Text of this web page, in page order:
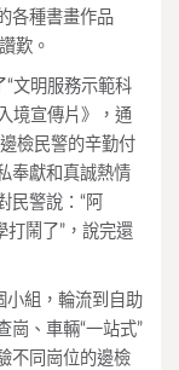
各種書畫作品
歎。
“文明服務示範科
境宣傳片》，通
檢民警的辛勤付
奉獻和真誠熱情
民警說：“阿
打鬧了”，說完還
小組，輪流到自助
崗、車輛“一站式”
不同崗位的邊檢